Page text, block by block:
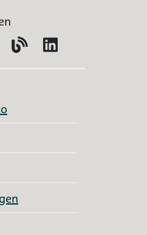
YouTubeBlog